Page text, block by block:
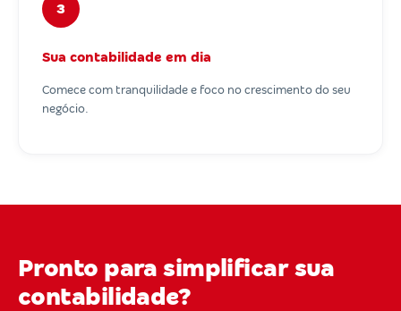
3
Sua contabilidade em dia
Comece com tranquilidade e foco no crescimento do seu
negócio.
Pronto para simplificar sua
contabilidade?